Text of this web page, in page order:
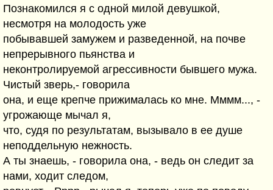
Познакомился я с одной милой девушкой,
несмотря на молодость уже
побывавшей замужем и разведенной, на почве
непрерывного пьянства и
неконтролируемой агрессивности бывшего мужа.
Чистый зверь,- говорила
она, и еще крепче прижималась ко мне. Мммм..., -
угрожающе мычал я,
что, судя по результатам, вызывало в ее душе
неподдельную нежность.
А ты знаешь, - говорила она, - ведь он следит за
нами, ходит следом,